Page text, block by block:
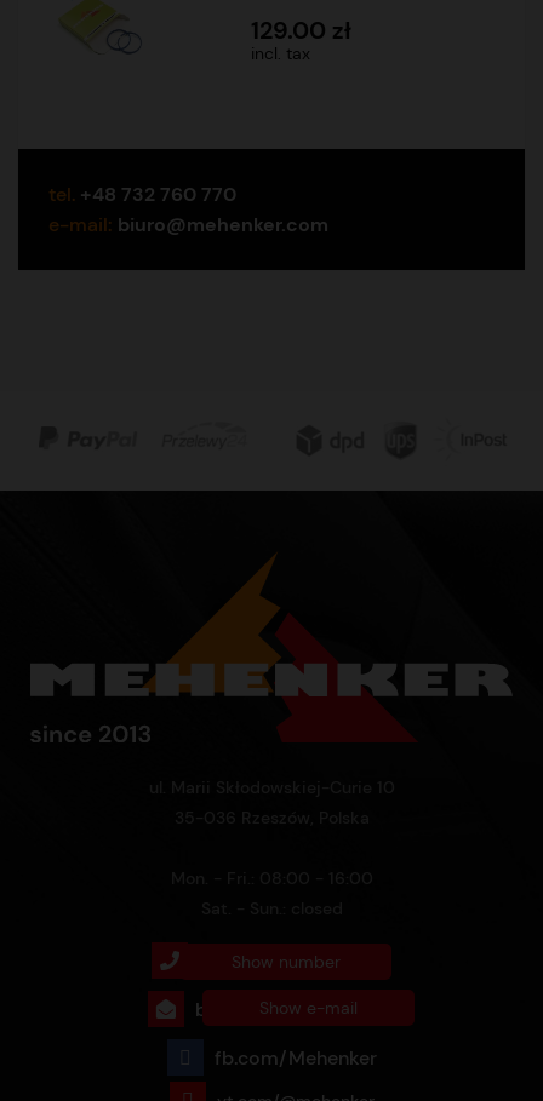
129.00 zł
incl. tax
tel. +48 732 760 770
e-mail: biuro@mehenker.com
Show number
+48 732 760 770
Show e-mail
biuro@mehenker.com
fb.com/Mehenker